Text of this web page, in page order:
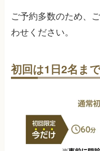
ご予約多数のため、
わせください。
初回は1日2名ま